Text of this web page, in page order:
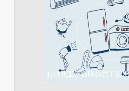
打破代工、贴牌模式！欧